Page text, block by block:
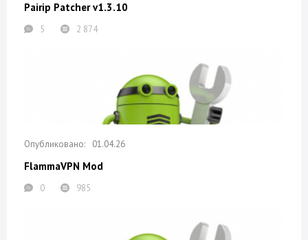
Pairip Patcher v1.3.10
5 2 874
01.04.26
FlammaVPN Mod
0 985